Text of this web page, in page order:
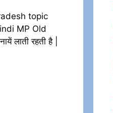
topic
MP Old
लाती रहती है |